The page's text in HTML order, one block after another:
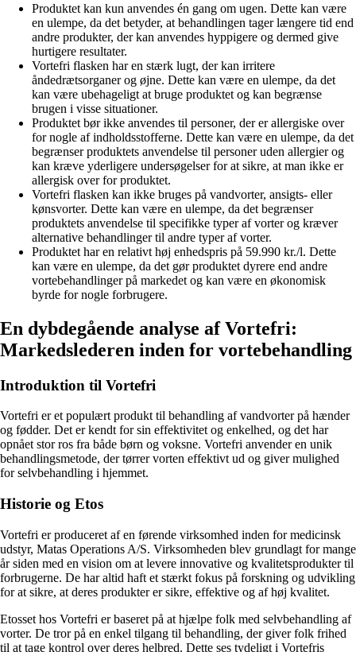
Produktet kan kun anvendes én gang om ugen. Dette kan være
en ulempe, da det betyder, at behandlingen tager længere tid end
andre produkter, der kan anvendes hyppigere og dermed give
hurtigere resultater.
Vortefri flasken har en stærk lugt, der kan irritere
åndedrætsorganer og øjne. Dette kan være en ulempe, da det
kan være ubehageligt at bruge produktet og kan begrænse
brugen i visse situationer.
Produktet bør ikke anvendes til personer, der er allergiske over
for nogle af indholdsstofferne. Dette kan være en ulempe, da det
begrænser produktets anvendelse til personer uden allergier og
kan kræve yderligere undersøgelser for at sikre, at man ikke er
allergisk over for produktet.
Vortefri flasken kan ikke bruges på vandvorter, ansigts- eller
kønsvorter. Dette kan være en ulempe, da det begrænser
produktets anvendelse til specifikke typer af vorter og kræver
alternative behandlinger til andre typer af vorter.
Produktet har en relativt høj enhedspris på 59.990 kr./l. Dette
kan være en ulempe, da det gør produktet dyrere end andre
vortebehandlinger på markedet og kan være en økonomisk
byrde for nogle forbrugere.
En dybdegående analyse af Vortefri:
Markedslederen inden for vortebehandling
Introduktion til Vortefri
Vortefri er et populært produkt til behandling af vandvorter på hænder
og fødder. Det er kendt for sin effektivitet og enkelhed, og det har
opnået stor ros fra både børn og voksne. Vortefri anvender en unik
behandlingsmetode, der tørrer vorten effektivt ud og giver mulighed
for selvbehandling i hjemmet.
Historie og Etos
Vortefri er produceret af en førende virksomhed inden for medicinsk
udstyr, Matas Operations A/S. Virksomheden blev grundlagt for mange
år siden med en vision om at levere innovative og kvalitetsprodukter til
forbrugerne. De har altid haft et stærkt fokus på forskning og udvikling
for at sikre, at deres produkter er sikre, effektive og af høj kvalitet.
Etosset hos Vortefri er baseret på at hjælpe folk med selvbehandling af
vorter. De tror på en enkel tilgang til behandling, der giver folk frihed
til at tage kontrol over deres helbred. Dette ses tydeligt i Vortefris